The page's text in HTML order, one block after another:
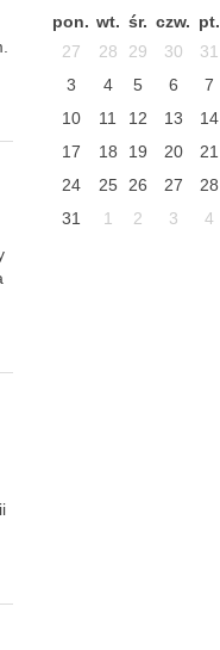
pon. wt. śr. czw. pt.
27
28 29 30 31
3
4 5 6 7
10
11 12 13 14
17
18 19 20 21
24
25 26 27 28
31
1 2 3 4